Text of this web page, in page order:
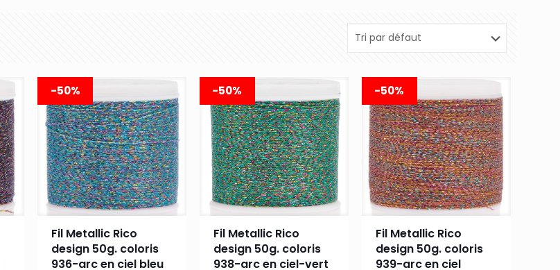
-50%
Fil Metallic Rico
design 50g. coloris
936-arc en ciel bleu
-50%
Fil Metallic Rico
design 50g. coloris
938-arc en ciel-vert
-50%
Fil Metallic Rico
design 50g. coloris
939-arc en ciel